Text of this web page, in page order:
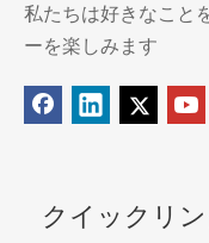
私たちは好きなこと
ーを楽しみます
クイックリン